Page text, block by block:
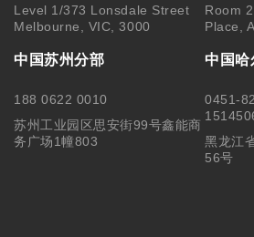
Level 1/373 Lonsdale Street
Melbourne, VIC, 3000
Room
Place,
中国苏州分部
188 0622 0010
苏州工业园区思安街99号鑫能商
务广场1幢803
中国哈
0451-
黑龙江
56号